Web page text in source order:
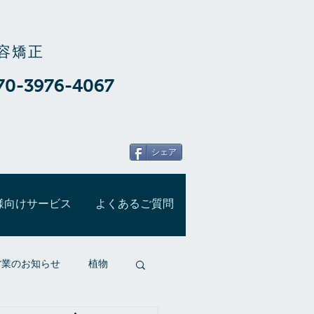
矯正
3976-4067
シェア
向けサービス よくあるご質問
のお知らせ 植物